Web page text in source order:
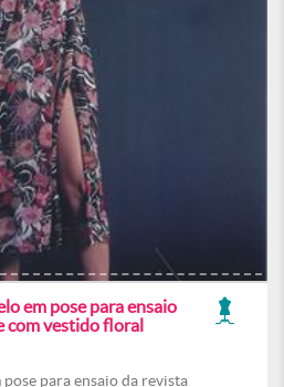
em pose para ensaio
com vestido floral
para ensaio da revista